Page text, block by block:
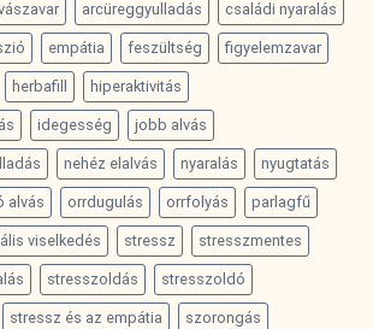
arcüreggyulladás családi nyaralás
empátia feszültség figyelemzavar
herbafill hiperaktivitás
idegesség jobb alvás
nehéz elalvás nyaralás nyugtatás
alvás orrdugulás orrfolyás parlagfű
viselkedés stressz stresszmentes
stresszoldás stresszoldó
stressz és az empátia szorongás